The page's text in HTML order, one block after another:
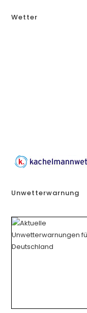
Wetter
Unwetterwarnung